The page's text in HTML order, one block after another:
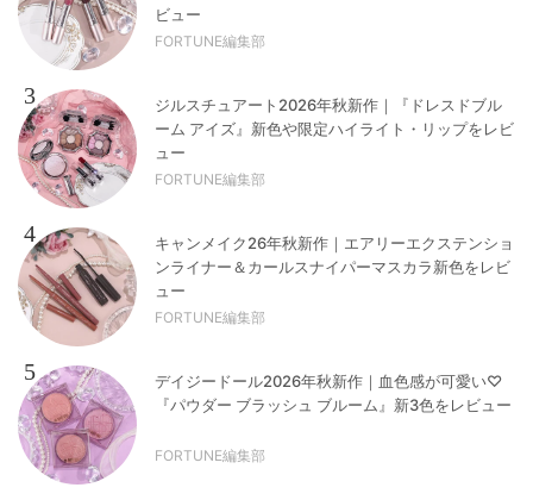
ビュー
FORTUNE編集部
3
ジルスチュアート2026年秋新作｜『ドレスドブル
ーム アイズ』新色や限定ハイライト・リップをレビ
ュー
FORTUNE編集部
4
キャンメイク26年秋新作｜エアリーエクステンショ
ンライナー＆カールスナイパーマスカラ新色をレビ
ュー
FORTUNE編集部
5
デイジードール2026年秋新作｜血色感が可愛い♡
『パウダー ブラッシュ ブルーム』新3色をレビュー
FORTUNE編集部